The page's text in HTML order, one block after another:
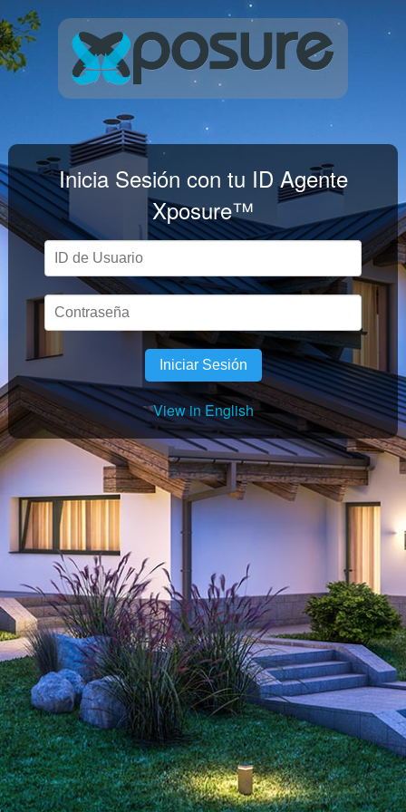
Inicia Sesión con tu ID Agente
Xposure™
Iniciar Sesión
View in English